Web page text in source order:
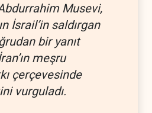
Musevi,
İsrail’in saldırgan
bir yanıt
meşru
çerçevesinde
vurguladı.